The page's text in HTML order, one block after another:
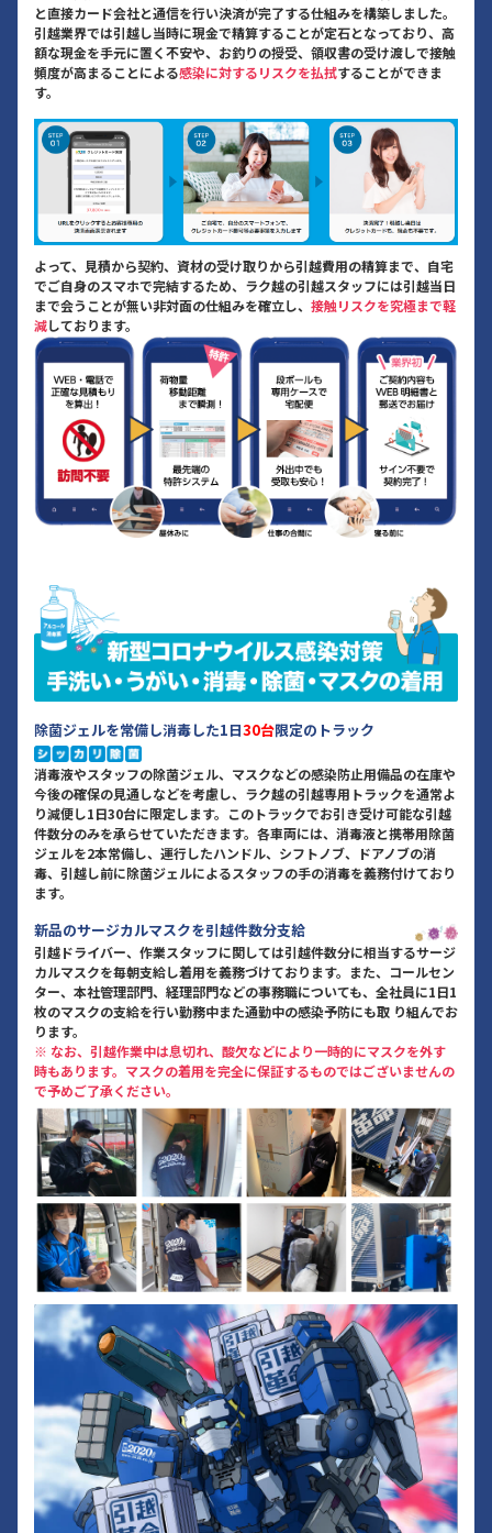
と直接カード会社と通信を行い決済が完了する仕組みを構築しました。
引越業界では引越し当時に現金で精算することが定石となっており、高
額な現金を手元に置く不安や、お釣りの授受、領収書の受け渡しで接触
頻度が高まることによる感染に対するリスクを払拭することができま
す。
よって、見積から契約、資材の受け取りから引越費用の精算まで、自宅
でご自身のスマホで完結するため、ラク越の引越スタッフには引越当日
まで会うことが無い非対面の仕組みを確立し、 接触リスクを究極まで軽
減しております。
除菌ジェルを常備し消毒した1日30台限定のトラック
消毒液やスタッフの除菌ジェル、マスクなどの感染防止用備品の在庫や
今後の確保の見通しなどを考慮し、ラク越の引越専用トラックを通常よ
り減便し1日30台に限定します。このトラックでお引き受け可能な引越
件数分のみを承らせていただきます。各車両には、消毒液と携帯用除菌
ジェルを2本常備し、運行したハンドル、シフトノブ、ドアノブの消
毒、引越し前に除菌ジェルによるスタッフの手の消毒を義務付けており
ます。
新品のサージカルマスクを引越件数分支給
引越ドライバー、作業スタッフに関しては引越件数分に相当するサージ
カルマスクを毎朝支給し着用を義務づけております。また、コールセン
ター、本社管理部門、経理部門などの事務職についても、全社員に1日1
枚のマスクの支給を行い勤務中また通勤中の感染予防にも取 り組んでお
ります。
※ なお、引越作業中は息切れ、酸欠などにより一時的にマスクを外す
時もあります。マスクの着用を完全に保証するものではございませんの
で予めご了承ください。